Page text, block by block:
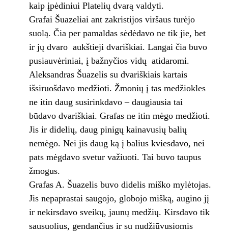
kaip įpėdiniui Platelių dvarą valdyti.
Grafai Šuazeliai ant zakristijos viršaus turėjo
suolą. Čia per pamaldas sėdėdavo ne tik jie, bet
ir jų dvaro aukštieji dvariškiai. Langai čia buvo
pusiauvėriniai, į bažnyčios vidų atidaromi.
Aleksandras Šuazelis su dvariškiais kartais
išsiruošdavo medžioti. Žmonių į tas medžiokles
ne itin daug susirinkdavo – daugiausia tai
būdavo dvariškiai. Grafas ne itin mėgo medžioti.
Jis ir didelių, daug pinigų kainavusių balių
nemėgo. Nei jis daug ką į balius kviesdavo, nei
pats mėgdavo svetur važiuoti. Tai buvo taupus
žmogus.
Grafas A. Šuazelis buvo didelis miško mylėtojas.
Jis nepaprastai saugojo, globojo mišką, augino jį
ir nekirsdavo sveikų, jaunų medžių. Kirsdavo tik
sausuolius, gendančius ir su nudžiūvusiomis